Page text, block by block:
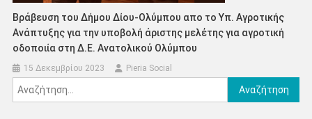
Βράβευση του Δήμου Δίου-Ολύμπου απο το Υπ. Αγροτικής
Ανάπτυξης για την υποβολή άριστης μελέτης για αγροτική
οδοποιία στη Δ.Ε. Ανατολικού Ολύμπου
15 Δεκεμβρίου 2023 Pieria Social
Αναζήτηση
για: